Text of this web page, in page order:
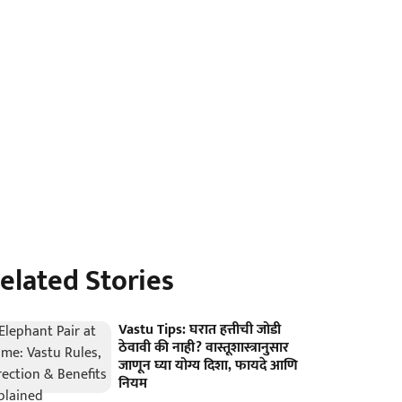
Stories
Vastu Tips: घरात हत्तीची जोडी
ठेवावी की नाही? वास्तूशास्त्रानुसार
जाणून घ्या योग्य दिशा, फायदे आणि
नियम